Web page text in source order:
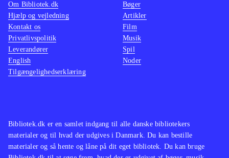
Bibliotek.dk er en samlet indgang til alle danske bibliotekers
materialer og til hvad der udgives i Danmark. Du kan bestille
materialer og så hente og låne på dit eget bibliotek. Du kan bruge
Om Bibliotek.dk
Hjælp og vejledning
Kontakt os
Privatlivspolitik
Leverandører
English
Tilgængelighedserklæring
Bøger
Artikler
Film
Musik
Spil
Noder